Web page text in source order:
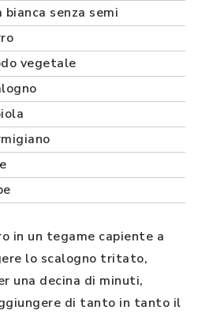
bianca senza semi
vegetale
in un tegame capiente a
lo scalogno tritato,
una decina di minuti,
di tanto in tanto il